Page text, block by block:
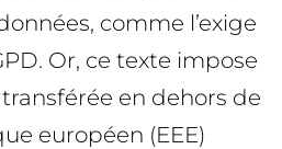
comme l’exige
Or, ce texte impose
en dehors de
européen (EEE)